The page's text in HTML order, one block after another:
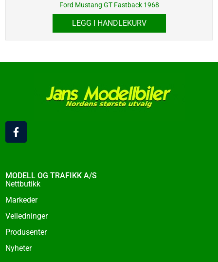
Ford Mustang GT Fastback 1968
LEGG I HANDLEKURV
F
a
c
o
o
-
f
MODELL OG TRAFIKK A/S
Nettbutikk
Markeder
Veiledninger
Produsenter
Nyheter